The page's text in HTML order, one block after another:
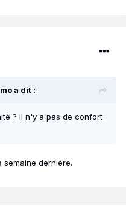
a dit :
? Il n'y a pas de confort
dernière.